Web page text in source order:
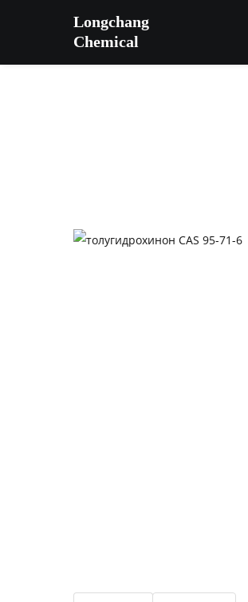
Longchang
Chemical